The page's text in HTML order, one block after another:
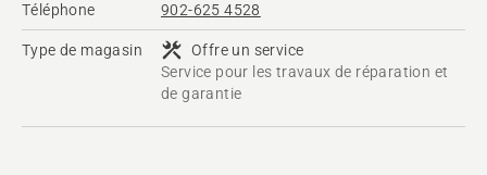
Téléphone 902-625 4528
Type de magasin
Offre un service
Service pour les travaux de réparation et
de garantie